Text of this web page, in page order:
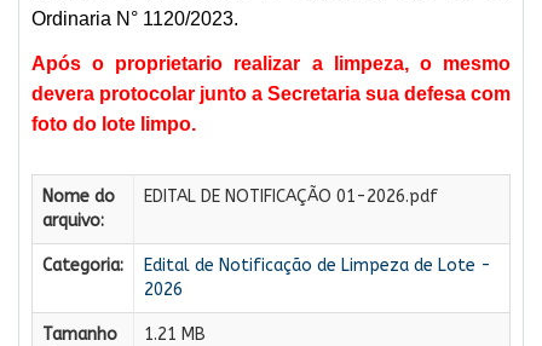
Ordinaria N° 1120/2023.
Após o proprietario realizar a limpeza, o mesmo
devera protocolar junto a Secretaria sua defesa com
foto do lote limpo.
Nome do
arquivo:
EDITAL DE NOTIFICAÇÃO 01-2026.pdf
Categoria:
Edital de Notificação de Limpeza de Lote -
2026
Tamanho
1.21 MB